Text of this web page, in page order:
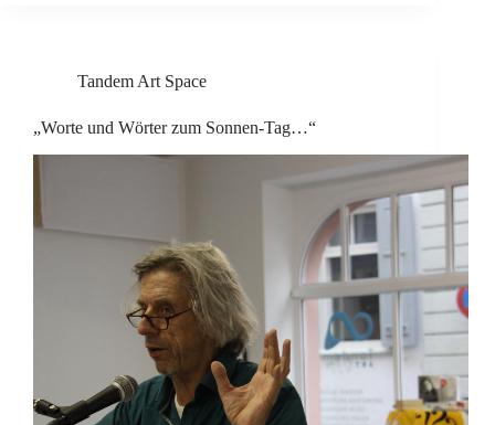
Tandem Art Space
„Worte und Wörter zum Sonnen-Tag…“